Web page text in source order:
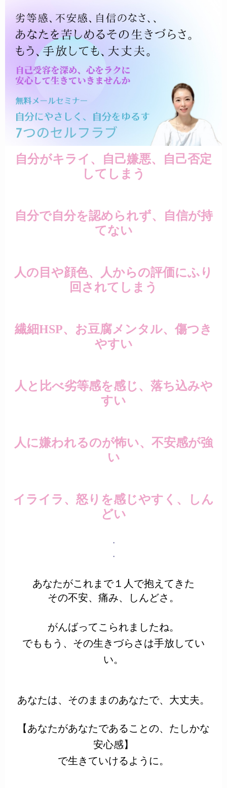
自分がキライ、自己嫌悪、自己否定
してしまう
自分で自分を認められず、自信が持
てない
人の目や顔色、人からの評価にふり
回されてしまう
繊細HSP、お豆腐メンタル、傷つき
やすい
人と比べ劣等感を感じ、落ち込みや
すい
人に嫌われるのが怖い、不安感が強
い
イライラ、怒りを感じやすく、しん
どい
・
・
あなたがこれまで１人で抱えてきた
その不安、痛み、しんどさ。
がんばってこられましたね。
でももう、その生きづらさは手放してい
い。
あなたは、そのままのあなたで、大丈夫。
【あなたがあなたであることの、たしかな
安心感】
で生きていけるように。